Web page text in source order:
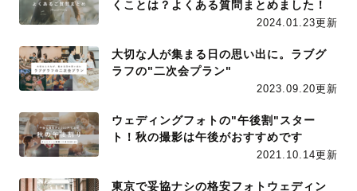
くことは？よくある質問まとめました！
2024.01.23更新
大切な人が集まる日の思い出に。ラブグ
ラフの"二次会プラン"
2023.09.20更新
ウェディングフォトの"午後割"スター
ト！秋の撮影は午後がおすすめです
2021.10.14更新
東京で妥協ナシの格安フォトウェディン